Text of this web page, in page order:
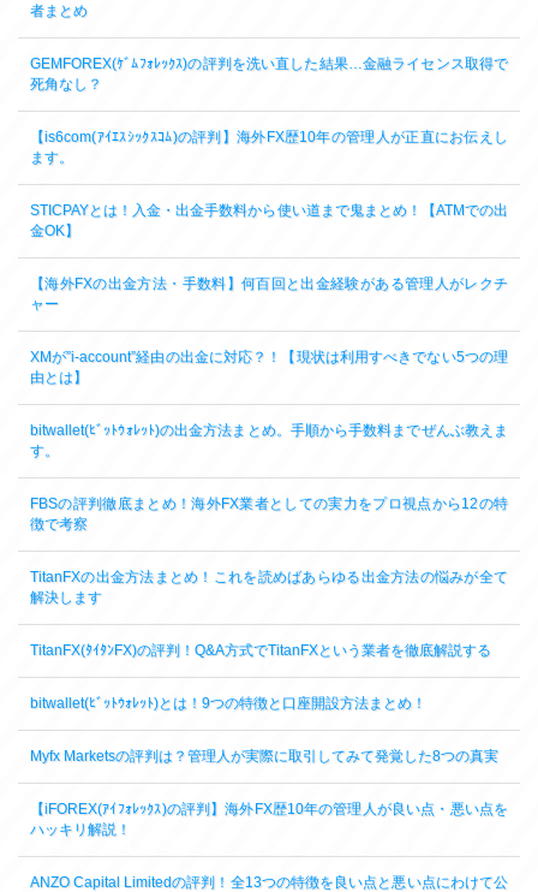
者まとめ
GEMFOREX(ｹﾞﾑﾌｫﾚｯｸｽ)の評判を洗い直した結果…金融ライセンス取得で
死角なし？
【is6com(ｱｲｴｽｼｯｸｽｺﾑ)の評判】海外FX歴10年の管理人が正直にお伝えし
ます。
STICPAYとは！入金・出金手数料から使い道まで鬼まとめ！【ATMでの出
金OK】
【海外FXの出金方法・手数料】何百回と出金経験がある管理人がレクチ
ャー
XMが”i-account”経由の出金に対応？！【現状は利用すべきでない5つの理
由とは】
bitwallet(ﾋﾞｯﾄｳｫﾚｯﾄ)の出金方法まとめ。手順から手数料までぜんぶ教えま
す。
FBSの評判徹底まとめ！海外FX業者としての実力をプロ視点から12の特
徴で考察
TitanFXの出金方法まとめ！これを読めばあらゆる出金方法の悩みが全て
解決します
TitanFX(ﾀｲﾀﾝFX)の評判！Q&A方式でTitanFXという業者を徹底解説する
bitwallet(ﾋﾞｯﾄｳｫﾚｯﾄ)とは！9つの特徴と口座開設方法まとめ！
Myfx Marketsの評判は？管理人が実際に取引してみて発覚した8つの真実
【iFOREX(ｱｲﾌｫﾚｯｸｽ)の評判】海外FX歴10年の管理人が良い点・悪い点を
ハッキリ解説！
ANZO Capital Limitedの評判！全13つの特徴を良い点と悪い点にわけて公